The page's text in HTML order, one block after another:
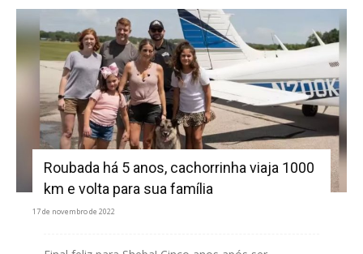
Roubada há 5 anos, cachorrinha viaja 1000
km e volta para sua família
17 de novembro de 2022